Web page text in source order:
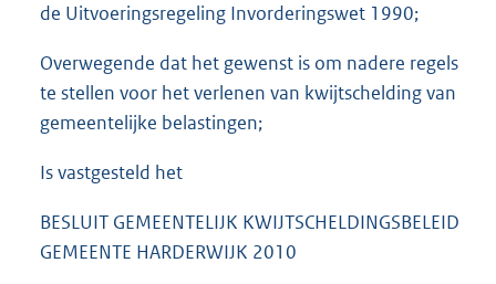
de Uitvoeringsregeling Invorderingswet 1990;
Overwegende dat het gewenst is om nadere regels
te stellen voor het verlenen van kwijtschelding van
gemeentelijke belastingen;
Is vastgesteld het
BESLUIT GEMEENTELIJK KWIJTSCHELDINGSBELEID
GEMEENTE HARDERWIJK 2010